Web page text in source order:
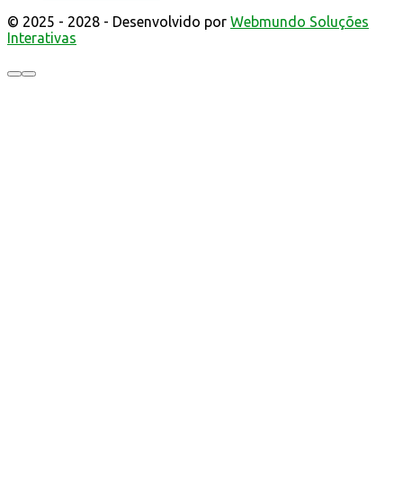
© 2025 - 2028 - Desenvolvido por Webmundo Soluções
Interativas